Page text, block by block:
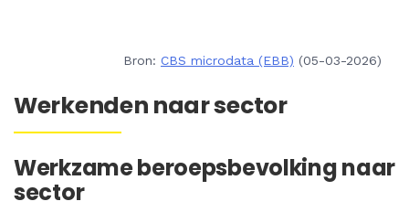
Bron: CBS microdata (EBB) (05-03-2026)
Werkenden naar sector
Werkzame beroepsbevolking naar
sector